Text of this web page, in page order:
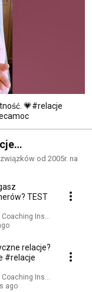
💗#relacje
od 2005r. na
TEST
Institute
relacje?
#relacje
Institute
ago